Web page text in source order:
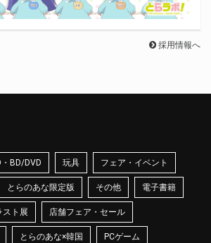
採用情報へ
・BD/DVD 玩具 フェア・イベント
とらのあな限定版 その他 電子書籍
スト展 店舗フェア・セール
とらのあな×韓国 PCゲーム